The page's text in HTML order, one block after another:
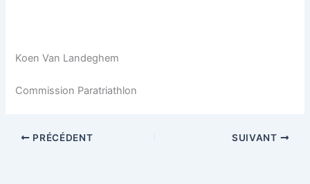
Koen Van Landeghem
Commission Paratriathlon
PRÉCÉDENT SUIVANT